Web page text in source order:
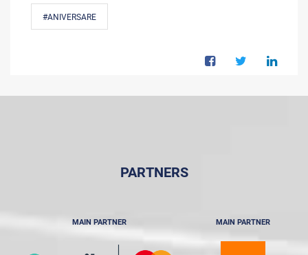
#ANIVERSARE
PARTNERS
MAIN PARTNER MAIN PARTNER